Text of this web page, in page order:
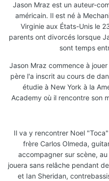
Jason Mraz est un auteur-
américain. Il est né à
Virginie aux États-Unis le
parents ont divorcés lorsque
sont temps
Jason Mraz commence à
père l'a inscrit au cours de
étudie à New York à la
Academy où il rencontre son
Il va y rencontrer Noel
frère Carlos Olmeda,
accompagner sur scène,
jouera sans relâche pendant
et Ian Sheridan,